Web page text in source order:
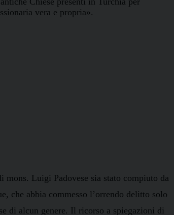
vera e propria».
mons. Luigi Padovese sia stato compiuto da
che abbia commesso l’orrendo delitto solo
di alcun genere. Il ricorso a spiegazioni di